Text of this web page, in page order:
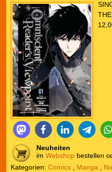
Neuheiten
im Webshop bestellen
Kategorien: Comics, Manga,